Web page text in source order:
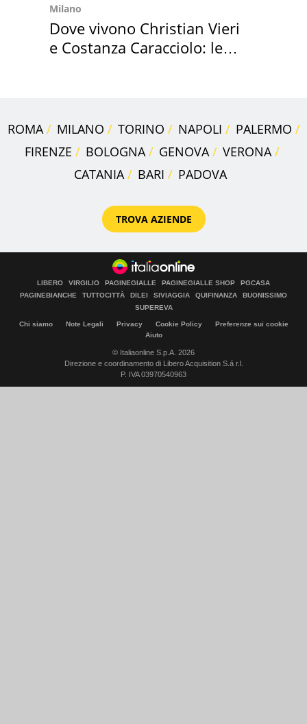
Milano
Dove vivono Christian Vieri
e Costanza Caracciolo: le
ROMA MILANO TORINO NAPOLI
PALERMO
FIRENZE
BOLOGNA GENOVA
VERONA
CATANIA
BARI PADOVA
TROVA AZIENDE
LIBERO VIRGILIO PAGINEGIALLE PAGINEGIALLE SHOP
PGCASA
PAGINEBIANCHE
TUTTOCITTÀ DILEI SIVIAGGIA QUIFINANZA
BUONISSIMO
SUPEREVA
Chi siamo Note Legali Privacy Cookie Policy
Preferenze sui cookie
Aiuto
© Italiaonline S.p.A. 2026
Direzione e coordinamento di Libero Acquisition S.á r.l.
P. IVA 03970540963